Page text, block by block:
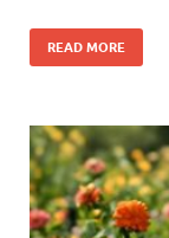
READ MORE